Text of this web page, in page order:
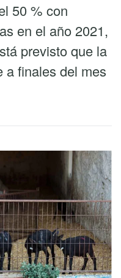
50 % con
en el año 2021,
previsto que la
a finales del mes